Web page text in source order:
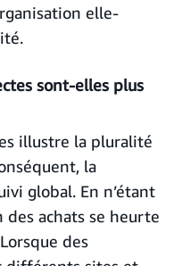
elle-
sont-elles plus
illustre la pluralité
la
global. En n’étant
des achats se heurte
des